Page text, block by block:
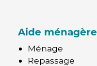
Aide ménagère
Ménage
Repassage